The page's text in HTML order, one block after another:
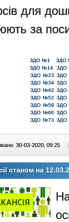
для
за
ЗДО №1
ЗДО
ЗДО №14
ЗДО
ЗДО №23 ЗДО
ЗДО №34 ЗДО
ЗДО №42 ЗДО
ЗДО №52 ЗДО
ЗДО №59 ЗДО
ЗДО №66 ЗДО
ЗДО №73 ЗДО
30-03-2020, 09:25 |
станом на